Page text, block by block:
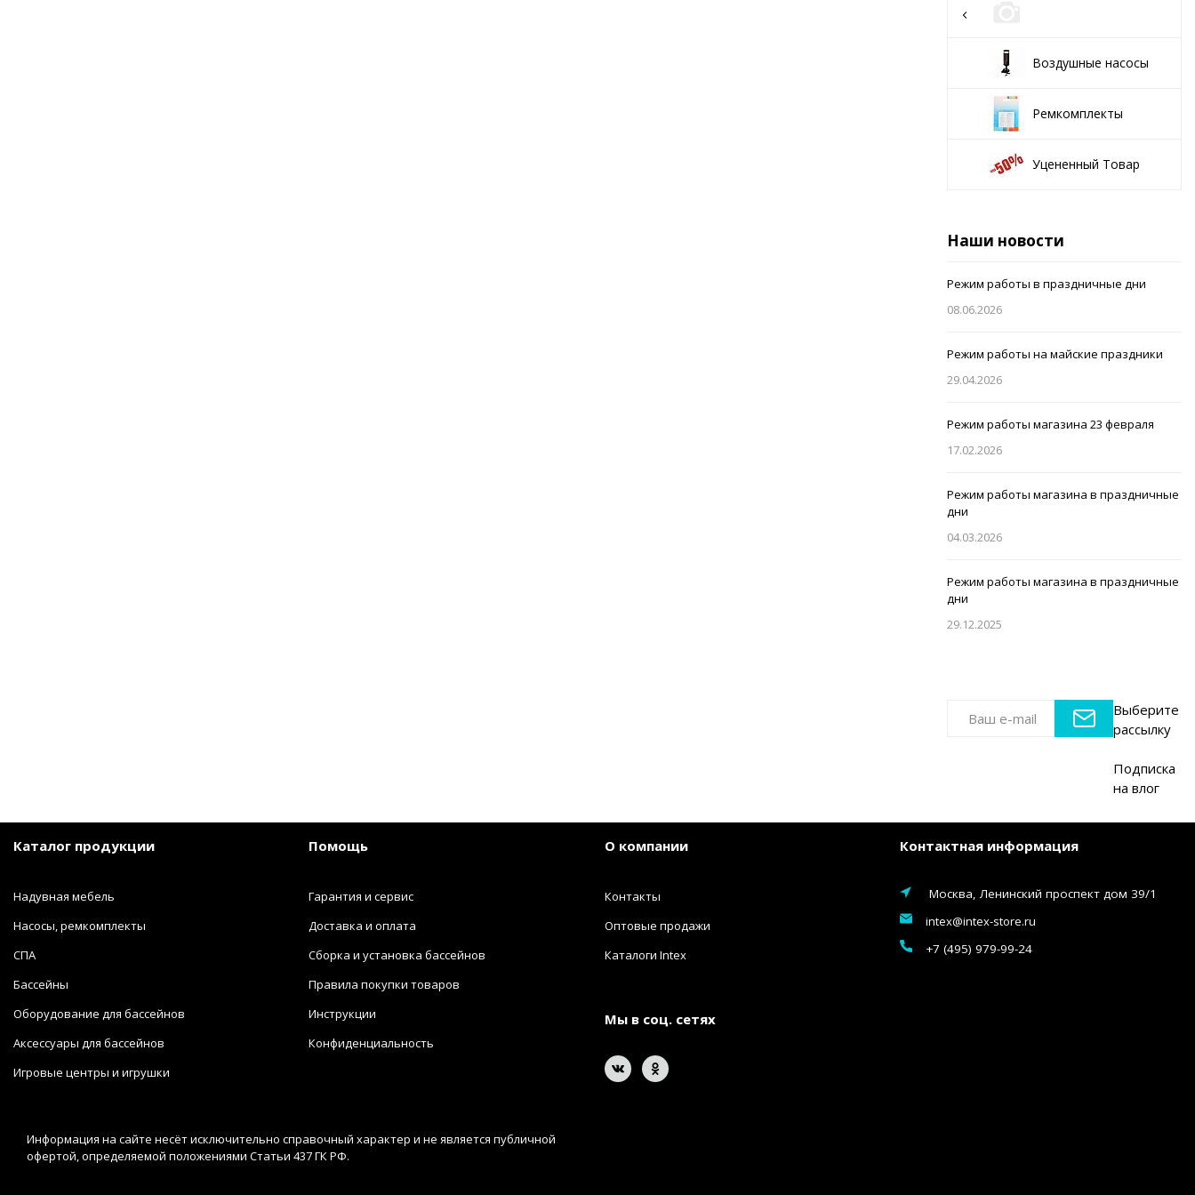
Воздушные насосы
Ремкомплекты
Уцененный Товар
Наши новости
Режим работы в праздничные дни
08.06.2026
Режим работы на майские праздники
29.04.2026
Режим работы магазина 23 февраля
17.02.2026
Режим работы магазина в праздничные
дни
04.03.2026
Режим работы магазина в праздничные
дни
29.12.2025
Выберите
рассылку
Подписка
на влог
Каталог продукции
Надувная мебель
Насосы, ремкомплекты
СПА
Бассейны
Оборудование для бассейнов
Аксессуары для бассейнов
Игровые центры и игрушки
Помощь
Гарантия и сервис
Доставка и оплата
Сборка и установка бассейнов
Правила покупки товаров
Инструкции
Конфиденциальность
О компании
Контакты
Оптовые продажи
Каталоги Intex
Мы в соц. сетях
Контактная информация
Москва, Ленинский проспект дом 39/1
intex@intex-store.ru
+7 (495) 979-99-24
Информация на сайте несёт исключительно справочный характер и не является публичной
офертой, определяемой положениями Статьи 437 ГК РФ.